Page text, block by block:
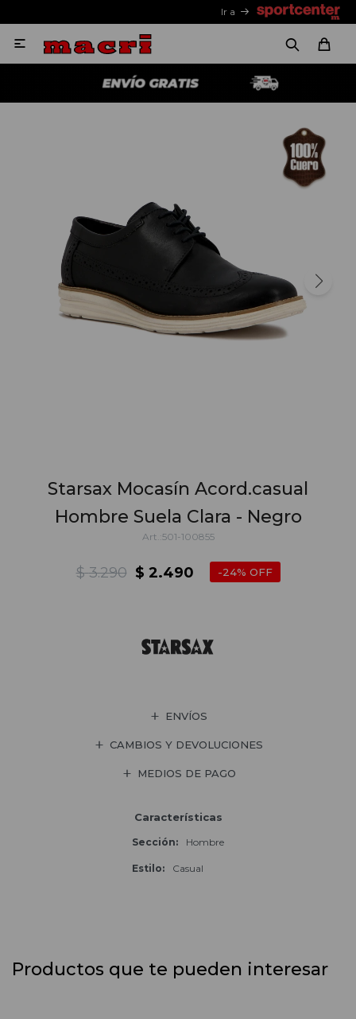
Ir a

Starsax Mocasín Acord.casual
Hombre Suela Clara - Negro
501-100855
$ 2.490
$ 3.290 24
ENVÍOS
CAMBIOS Y DEVOLUCIONES
MEDIOS DE PAGO
Características
Sección Hombre
Estilo Casual
Productos que te pueden interesar